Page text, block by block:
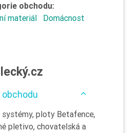
obchodu:
materiál
Domácnost
obchodu
ploty Betafence,
pletivo, chovatelská a